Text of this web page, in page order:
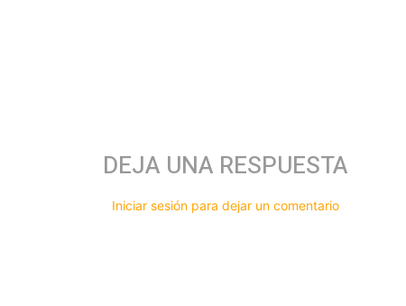
DEJA UNA RESPUESTA
Iniciar sesión para dejar un comentario